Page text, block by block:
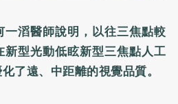
滔醫師說明，以往三焦點較
型光動低眩新型三焦點人工
了遠、中距離的視覺品質。